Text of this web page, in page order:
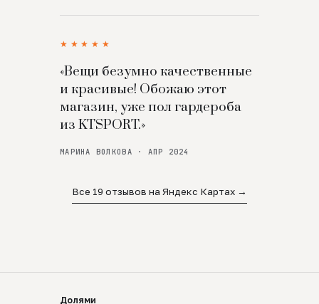
★★★★★
«Вещи безумно качественные
и красивые! Обожаю этот
магазин, уже пол гардероба
из KTSPORT.»
МАРИНА ВОЛКОВА · АПР 2024
Все 19 отзывов на Яндекс Картах →
Долями